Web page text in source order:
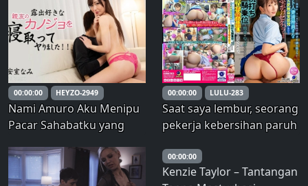
00:00:00 HEYZO-2949
Nami Amuro Aku Menipu
Pacar Sahabatku yang
00:00:00 LULU-283
Saat saya lembur, seorang
pekerja kebersihan paruh
menikah dan tidak bisa
menyembunyikan
00:00:00
Kenzie Taylor – Tantangan